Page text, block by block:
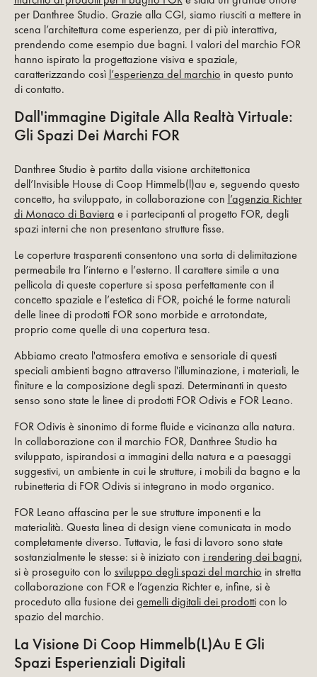
per Danthree Studio. Grazie alla CGI, siamo riusciti a mettere in
scena l’architettura come esperienza, per di più interattiva,
prendendo come esempio due bagni. I valori del marchio FOR
hanno ispirato la progettazione visiva e spaziale,
caratterizzando così l’esperienza del marchio in questo punto
di contatto.
Dall'immagine Digitale Alla Realtà Virtuale:
Gli Spazi Dei Marchi FOR
Danthree Studio è partito dalla visione architettonica
dell’Invisible House di Coop Himmelb(l)au e, seguendo questo
concetto, ha sviluppato, in collaborazione con l’agenzia Richter
di Monaco di Baviera e i partecipanti al progetto FOR, degli
spazi interni che non presentano strutture fisse.
Le coperture trasparenti consentono una sorta di delimitazione
permeabile tra l’interno e l’esterno. Il carattere simile a una
pellicola di queste coperture si sposa perfettamente con il
concetto spaziale e l’estetica di FOR, poiché le forme naturali
delle linee di prodotti FOR sono morbide e arrotondate,
proprio come quelle di una copertura tesa.
Abbiamo creato l'atmosfera emotiva e sensoriale di questi
speciali ambienti bagno attraverso l'illuminazione, i materiali, le
finiture e la composizione degli spazi. Determinanti in questo
senso sono state le linee di prodotti FOR Odivis e FOR Leano.
FOR Odivis è sinonimo di forme fluide e vicinanza alla natura.
In collaborazione con il marchio FOR, Danthree Studio ha
sviluppato, ispirandosi a immagini della natura e a paesaggi
suggestivi, un ambiente in cui le strutture, i mobili da bagno e la
rubinetteria di FOR Odivis si integrano in modo organico.
FOR Leano affascina per le sue strutture imponenti e la
materialità. Questa linea di design viene comunicata in modo
completamente diverso. Tuttavia, le fasi di lavoro sono state
sostanzialmente le stesse: si è iniziato con i rendering dei bagni,
si è proseguito con lo sviluppo degli spazi del marchio in stretta
collaborazione con FOR e l’agenzia Richter e, infine, si è
proceduto alla fusione deigemelli digitali dei prodotticon lo
spazio del marchio.
La Visione Di Coop Himmelb(l)au E Gli
Spazi Esperienziali Digitali